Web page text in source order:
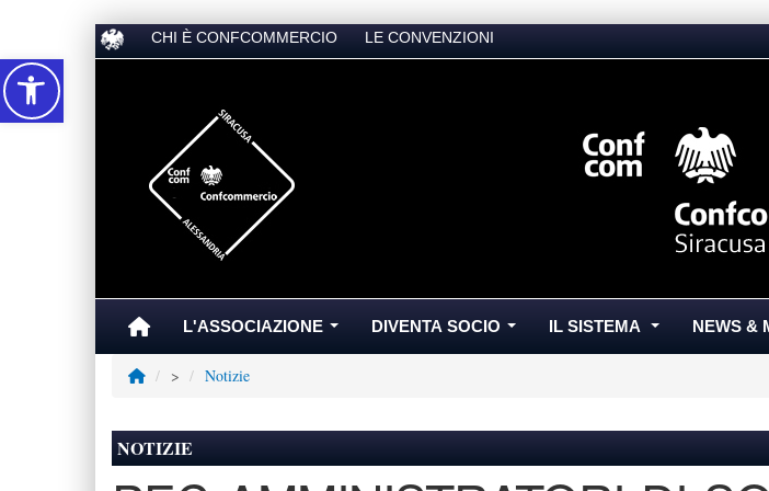
CHI È CONFCOMMERCIO LE CONVENZIONI
L'ASSOCIAZIONE DIVENTA SOCIO IL SISTEMA NEWS &
> Notizie
NOTIZIE
Accessibilità